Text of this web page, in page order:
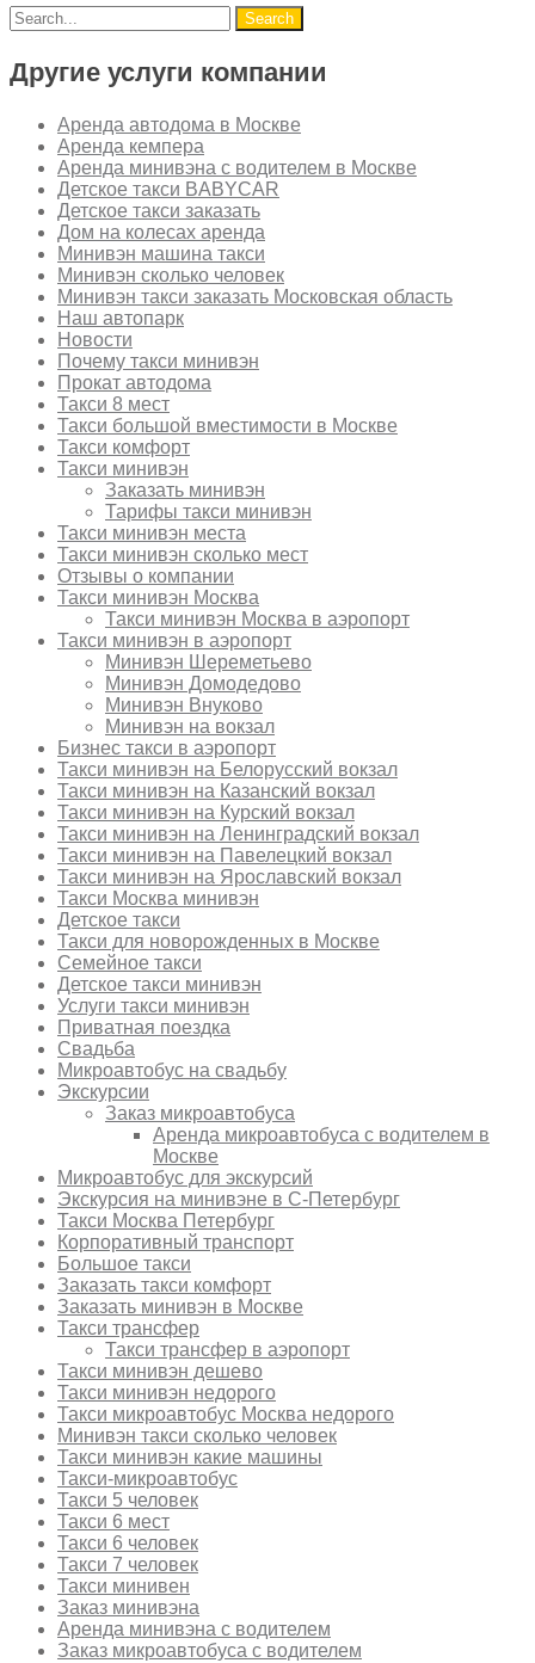
Другие услуги компании
Аренда автодома в Москве
Аренда кемпера
Аренда минивэна с водителем в Москве
Детское такси BABYCAR
Детское такси заказать
Дом на колесах аренда
Минивэн машина такси
Минивэн сколько человек
Минивэн такси заказать Московская область
Наш автопарк
Новости
Почему такси минивэн
Прокат автодома
Такси 8 мест
Такси большой вместимости в Москве
Такси комфорт
Такси минивэн
Заказать минивэн
Тарифы такси минивэн
Такси минивэн места
Такси минивэн сколько мест
Отзывы о компании
Такси минивэн Москва
Такси минивэн Москва в аэропорт
Такси минивэн в аэропорт
Минивэн Шереметьево
Минивэн Домодедово
Минивэн Внуково
Минивэн на вокзал
Бизнес такси в аэропорт
Такси минивэн на Белорусский вокзал
Такси минивэн на Казанский вокзал
Такси минивэн на Курский вокзал
Такси минивэн на Ленинградский вокзал
Такси минивэн на Павелецкий вокзал
Такси минивэн на Ярославский вокзал
Такси Москва минивэн
Детское такси
Такси для новорожденных в Москве
Семейное такси
Детское такси минивэн
Услуги такси минивэн
Приватная поездка
Свадьба
Микроавтобус на свадьбу
Экскурсии
Заказ микроавтобуса
Аренда микроавтобуса с водителем в
Москве
Микроавтобус для экскурсий
Экскурсия на минивэне в С-Петербург
Такси Москва Петербург
Корпоративный транспорт
Большое такси
Заказать такси комфорт
Заказать минивэн в Москве
Такси трансфер
Такси трансфер в аэропорт
Такси минивэн дешево
Такси минивэн недорого
Такси микроавтобус Москва недорого
Минивэн такси сколько человек
Такси минивэн какие машины
Такси-микроавтобус
Такси 5 человек
Такси 6 мест
Такси 6 человек
Такси 7 человек
Такси минивен
Заказ минивэна
Аренда минивэна с водителем
Заказ микроавтобуса с водителем